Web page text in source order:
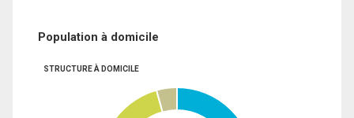
Population à domicile
STRUCTURE À DOMICILE